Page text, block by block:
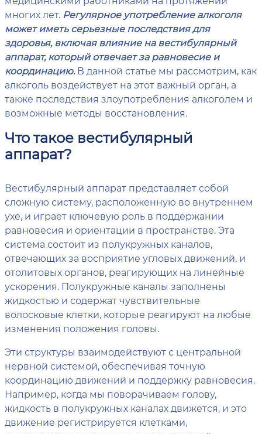
многих лет. Регулярное употребление алкоголя
может иметь серьезные последствия для
здоровья, включая влияние на вестибулярный
аппарат, который отвечает за равновесие и
координацию.В данной статье мы рассмотрим, как
алкоголь воздействует на этот важный орган, а
также последствия злоупотребления алкоголем и
возможные методы восстановления.
Что такое вестибулярный
аппарат?
Вестибулярный аппарат представляет собой
сложную систему, расположенную во внутреннем
ухе, и играет ключевую роль в поддержании
равновесия и ориентации в пространстве. Эта
система состоит из полукружных каналов,
отвечающих за восприятие угловых движений, и
отолитовых органов, реагирующих на линейные
ускорения. Полукружные каналы заполнены
жидкостью и содержат чувствительные
волосковые клетки, которые реагируют на любые
изменения положения головы.
Эти структуры взаимодействуют с центральной
нервной системой, обеспечивая точную
координацию движений и поддержку равновесия.
Например, когда мы поворачиваем голову,
жидкость в полукружных каналах движется, и это
движение регистрируется клетками,